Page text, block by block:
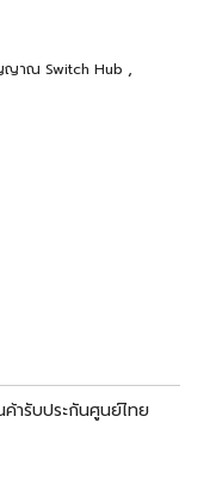
าณ Switch Hub ,
ารับประกันศูนย์ไทย